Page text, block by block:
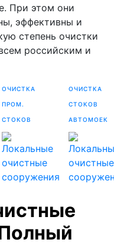
При этом они
эффективны и
степень очистки
российским и
ОЧИСТКА
ПРОМ.
СТОКОВ
ОЧИСТКА
СТОКОВ
АВТОМОЕК